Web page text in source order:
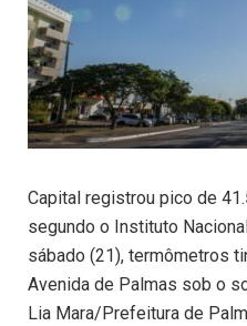
Capital registrou pico de
segundo o Instituto
sábado (21), termômetros
Avenida de Palmas sob o
Lia Mara/Prefeitura de